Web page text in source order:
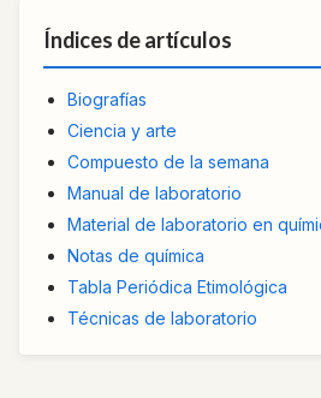
Índices de artículos
Biografías
Ciencia y arte
Compuesto de la semana
Manual de laboratorio
Material de laboratorio en
Notas de química
Tabla Periódica Etimológica
Técnicas de laboratorio